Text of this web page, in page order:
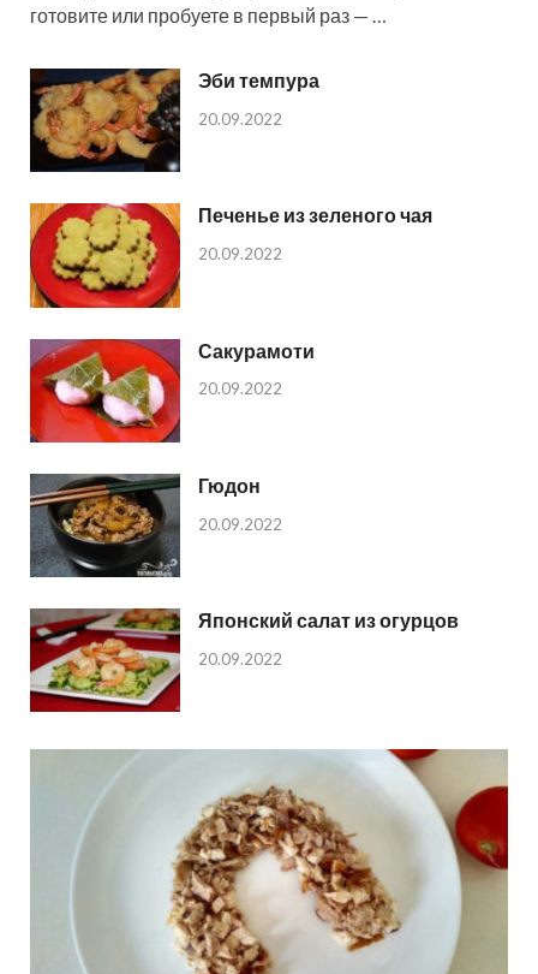
готовите или пробуете в первый раз — …
Эби темпура
20.09.2022
Печенье из зеленого чая
20.09.2022
Сакурамоти
20.09.2022
Гюдон
20.09.2022
Японский салат из огурцов
20.09.2022